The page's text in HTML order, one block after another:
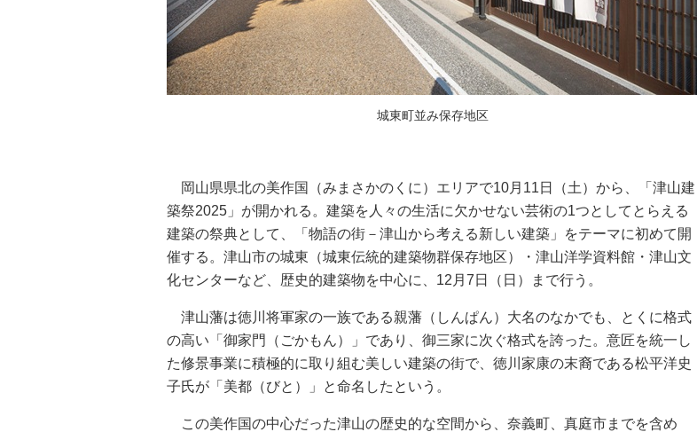
城東町並み保存地区
岡山県県北の美作国（みまさかのくに）エリアで10月11日（土）から、「津山建
築祭2025」が開かれる。建築を人々の生活に欠かせない芸術の1つとしてとらえる
建築の祭典として、「物語の街－津山から考える新しい建築」をテーマに初めて開
催する。津山市の城東（城東伝統的建築物群保存地区）・津山洋学資料館・津山文
化センターなど、歴史的建築物を中心に、12月7日（日）まで行う。
津山藩は徳川将軍家の一族である親藩（しんぱん）大名のなかでも、とくに格式
の高い「御家門（ごかもん）」であり、御三家に次ぐ格式を誇った。意匠を統一し
た修景事業に積極的に取り組む美しい建築の街で、徳川家康の末裔である松平洋史
子氏が「美都（びと）」と命名したという。
この美作国の中心だった津山の歴史的な空間から、奈義町、真庭市までを含め